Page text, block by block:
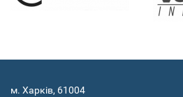
м. Харків, 61004